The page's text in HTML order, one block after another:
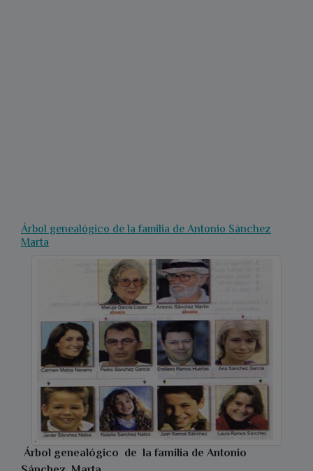
Árbol genealógico de la familia de Antonio Sánchez
Marta
Árbol genealógico de la familia de Antonio